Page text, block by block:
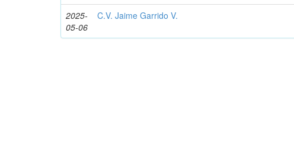
2025-
05-06
C.V. Jaime Garrido V.